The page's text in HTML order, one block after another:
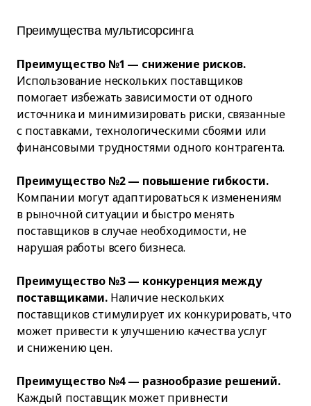
Преимущества мультисорсинга
Преимущество №1 — снижение рисков.
Использование нескольких поставщиков
помогает избежать зависимости от одного
источника и минимизировать риски, связанные
с поставками, технологическими сбоями или
финансовыми трудностями одного контрагента.
Преимущество №2 — повышение гибкости.
Компании могут адаптироваться к изменениям
в рыночной ситуации и быстро менять
поставщиков в случае необходимости, не
нарушая работы всего бизнеса.
Преимущество №3 — конкуренция между
поставщиками.Наличие нескольких
поставщиков стимулирует их конкурировать, что
может привести к улучшению качества услуг
и снижению цен.
Преимущество №4 — разнообразие решений.
Каждый поставщик может привнести